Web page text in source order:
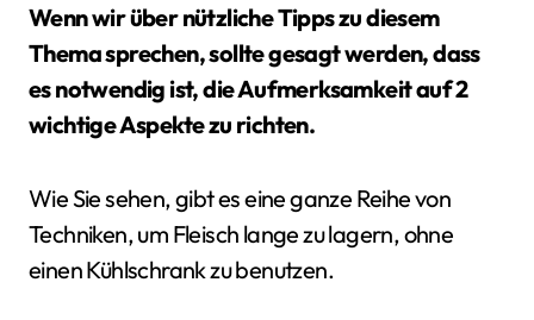
Wenn wir über nützliche Tipps zu diesem
Thema sprechen, sollte gesagt werden, dass
es notwendig ist, die Aufmerksamkeit auf 2
wichtige Aspekte zu richten.
Wie Sie sehen, gibt es eine ganze Reihe von
Techniken, um Fleisch lange zu lagern, ohne
einen Kühlschrank zu benutzen.